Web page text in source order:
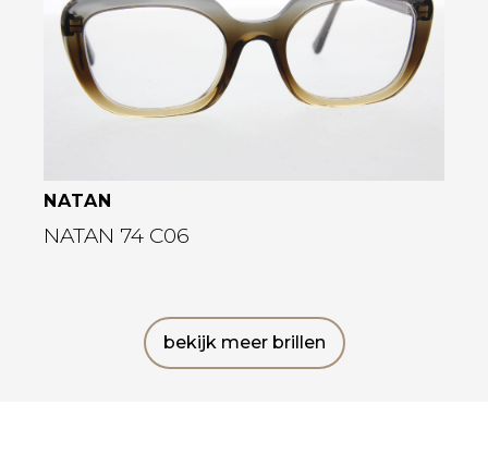
NATAN
NATAN 74 C06
bekijk meer brillen